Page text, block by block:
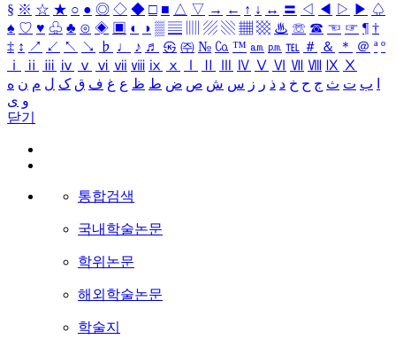
§ ※ ☆ ★ ○ ● ◎ ◇ ◆ □ ■ △ ▽ → ← ↑ ↓ ↔ 〓 ◁ ◀ ▷ ▶ ♤
♠ ♡ ♥ ♧ ♣ ⊙ ◈ ▣ ◐ ◑ ▒ ▤ ▨ ▧ ▦ ▩ ♨ ☏ ☎ ☜ ☞ ¶ †
‡ ↕ ↗ ↙ ↖ ↘ ♭ ♩ ♪ ♬ ㉿ ㈜ № ㏇ ™ ㏂ ㏘ ℡ ＃ ＆ ＊ ＠ ª º
ⅰ
ⅱ ⅲ ⅳ ⅴ ⅵ ⅶ ⅷ ⅸ ⅹ Ⅳ Ⅴ Ⅵ Ⅶ Ⅷ Ⅸ Ⅹ
ب ت ث ج ح خ د ذ ر ز س ش ص ض ط ظ ع غ ف ق ک ل م ن ه
و ی
닫기
통합검색
국내학술논문
학위논문
해외학술논문
학술지